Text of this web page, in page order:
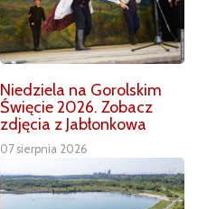
Niedziela na Gorolskim
Święcie 2026. Zobacz
zdjęcia z Jabłonkowa
07 sierpnia 2026